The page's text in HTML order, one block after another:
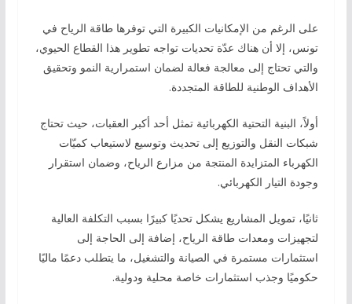
على الرغم من الإمكانيات الكبيرة التي توفرها طاقة الرياح في
تونس، إلا أن هناك عدّة تحديات تواجه تطوير هذا القطاع الحيوي،
والتي تحتاج إلى معالجة فعالة لضمان استمرارية النمو وتحقيق
الأهداف الوطنية للطاقة المتجددة.
أولاً، البنية التحتية الكهربائية تمثل أحد أكبر العقبات، حيث تحتاج
شبكات النقل والتوزيع إلى تحديث وتوسيع لاستيعاب كميّات
الكهرباء المتزايدة المنتجة من مزارع الرياح، وضمان استقرار
وجودة التيار الكهربائي.
ثانيًا، تمويل المشاريع يشكل تحديًا كبيرًا بسبب التكلفة العالية
لتجهيزات ومعدات طاقة الرياح، إضافة إلى الحاجة إلى
استثمارات مستمرة في الصيانة والتشغيل، ما يتطلب دعمًا ماليًا
حكوميًا وجذب استثمارات خاصة محلية ودولية.